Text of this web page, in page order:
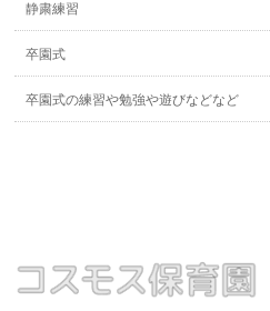
静粛練習
卒園式
卒園式の練習や勉強や遊びなどなど